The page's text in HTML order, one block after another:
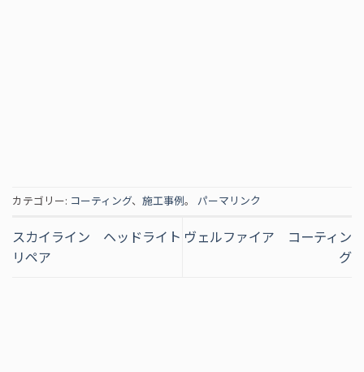
カテゴリー: コーティング、 施工事例。 パーマリンク
スカイライン ヘッドライト
リペア
ヴェルファイア コーティン
グ